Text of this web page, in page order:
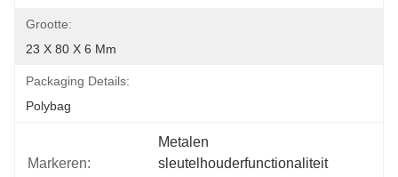
Grootte:
23 X 80 X 6 Mm
Packaging Details:
Polybag
Markeren:
Metalen
sleutelhouderfunctionaliteit